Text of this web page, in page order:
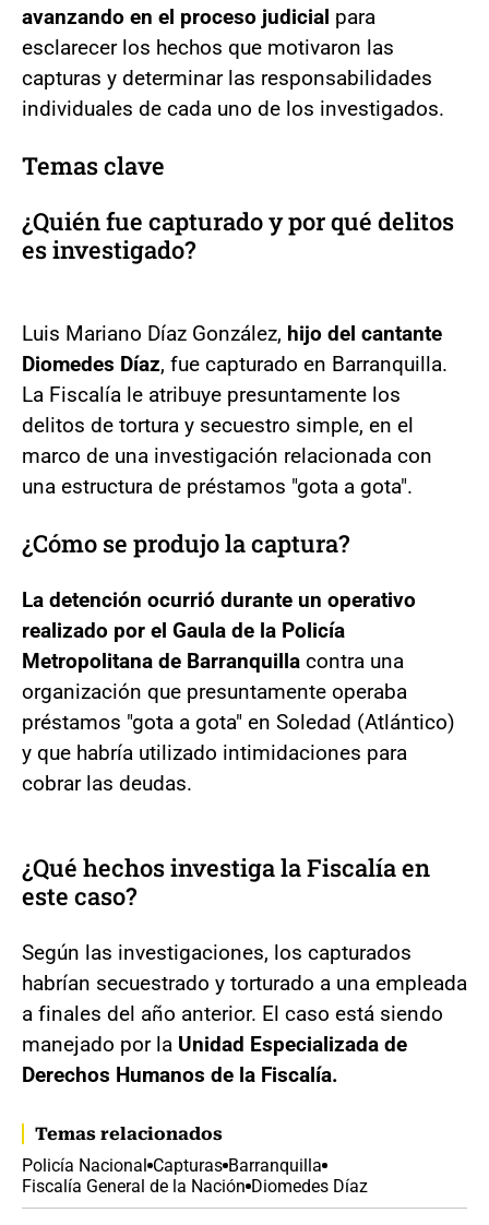
avanzando en el proceso judicial para
esclarecer los hechos que motivaron las
capturas y determinar las responsabilidades
individuales de cada uno de los investigados.
Temas clave
¿Quién fue capturado y por qué delitos
es investigado?
Luis Mariano Díaz González, hijo del cantante
Diomedes Díaz, fue capturado en Barranquilla.
La Fiscalía le atribuye presuntamente los
delitos de tortura y secuestro simple, en el
marco de una investigación relacionada con
una estructura de préstamos "gota a gota".
¿Cómo se produjo la captura?
La detención ocurrió durante un operativo
realizado por el Gaula de la Policía
Metropolitana de Barranquilla contra una
organización que presuntamente operaba
préstamos "gota a gota" en Soledad (Atlántico)
y que habría utilizado intimidaciones para
cobrar las deudas.
¿Qué hechos investiga la Fiscalía en
este caso?
Según las investigaciones, los capturados
habrían secuestrado y torturado a una empleada
a finales del año anterior. El caso está siendo
manejado por la Unidad Especializada de
Derechos Humanos de la Fiscalía.
Temas relacionados
Policía Nacional Capturas Barranquilla
Fiscalía General de la Nación Diomedes Díaz